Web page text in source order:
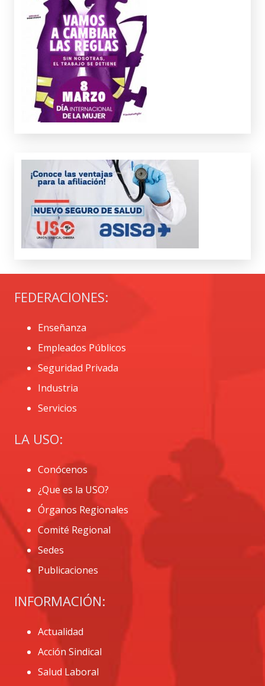
FEDERACIONES:
Enseñanza
Empleados Públicos
Seguridad Privada
Industria
Servicios
LA USO:
Conócenos
¿Que es la USO?
Órganos Regionales
Comité Regional
Sedes
Publicaciones
INFORMACIÓN:
Actualidad
Acción Sindical
Salud Laboral